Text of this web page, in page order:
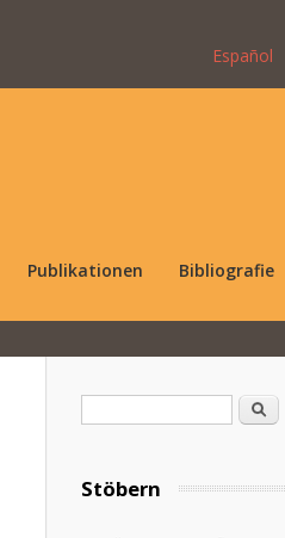
Español
Publikationen Bibliografie
Suche
Stöbern